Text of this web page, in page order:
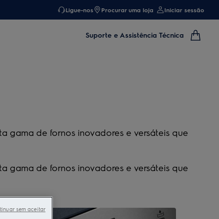
Ligue-nos Procurar uma loja Iniciar sessão
Suporte e Assistência Técnica
gama de fornos inovadores e versáteis que
gama de fornos inovadores e versáteis que
sem aceitar